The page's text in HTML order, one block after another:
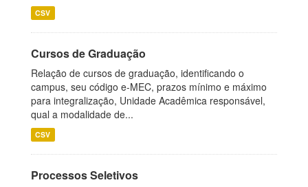
CSV
Cursos de Graduação
Relação de cursos de graduação, identificando o
campus, seu código e-MEC, prazos mínimo e máximo
para integralização, Unidade Acadêmica responsável,
qual a modalidade de...
CSV
Processos Seletivos